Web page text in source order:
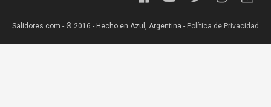
Salidores.com - ® 2016 - Hecho en Azul, Argentina - Política de Privacidad